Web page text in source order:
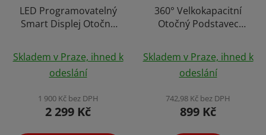
LED Programovatelný
Smart Displej Otočný
Video 4kg Průměr
20cm
Skladem v Praze, ihned k
odeslání
1 900 Kč bez DPH
2 299 Kč
360° Velkokapacitní
Otočný Podstavec
hodnocení
produktu
je
4,5
Skladem v Praze, ihned k
odeslání
742,98 Kč bez DPH
899 Kč